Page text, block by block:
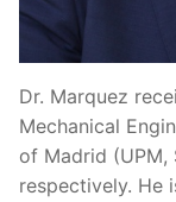
Dr. Marquez
Mechanical
of Madrid (UPM,
respectively. He